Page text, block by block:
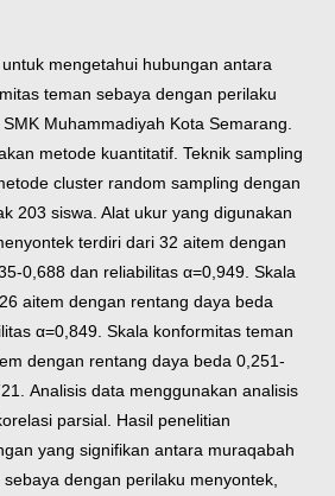
mengetahui hubungan antara
teman sebaya dengan perilaku
Muhammadiyah Kota Semarang.
metode kuantitatif. Teknik sampling
cluster random sampling dengan
203 siswa. Alat ukur yang digunakan
terdiri dari 32 aitem dengan
0,688 dan reliabilitas α=0,949. Skala
aitem dengan rentang daya beda
α=0,849. Skala konformitas teman
dengan rentang daya beda 0,251-
Analisis data menggunakan analisis
parsial. Hasil penelitian
yang signifikan antara muraqabah
dengan perilaku menyontek,